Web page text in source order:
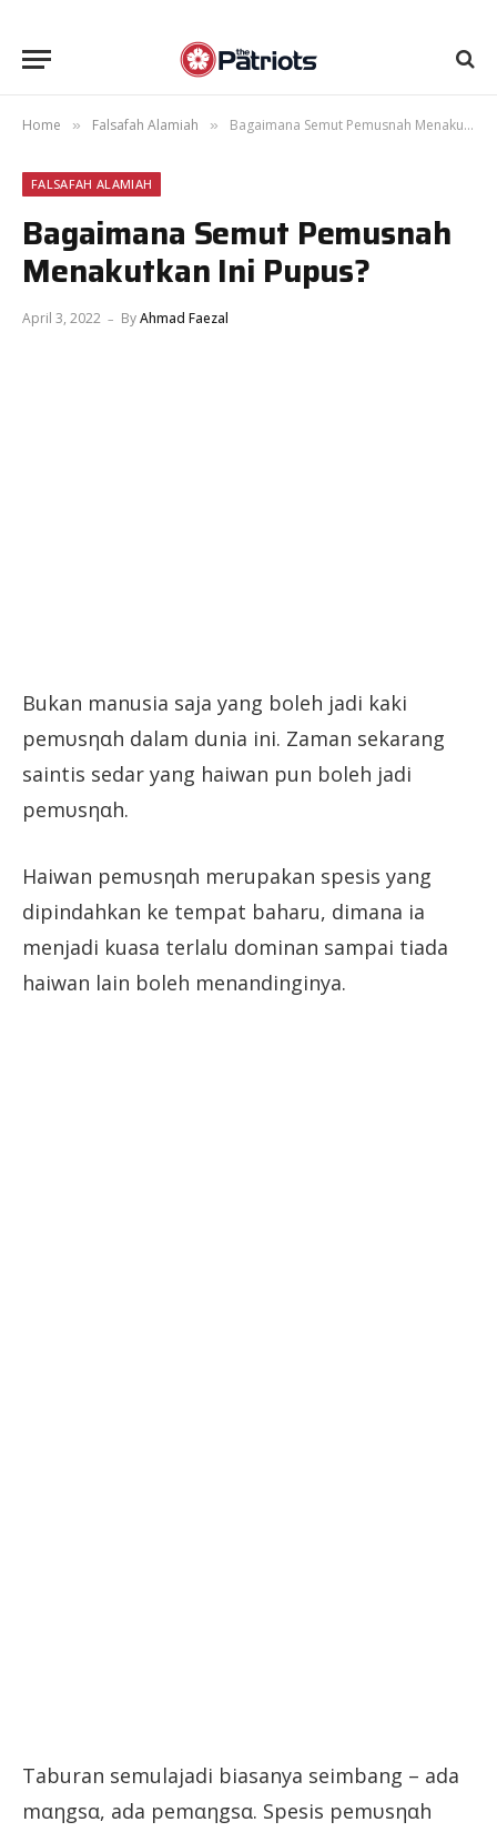
Home » Falsafah Alamiah » Bagaimana Semut Pemusnah Menakutkan Ini Pupus?
FALSAFAH ALAMIAH
Bagaimana Semut Pemusnah
Menakutkan Ini Pupus?
April 3, 2022 ByAhmad Faezal
Bukan manusia saja yang boleh jadi kaki
pemυsηαh dalam dunia ini. Zaman sekarang
saintis sedar yang haiwan pun boleh jadi
pemυsηαh.
Haiwan pemυsηαh merupakan spesis yang
dipindahkan ke tempat baharu, dimana ia
menjadi kuasa terlalu dominan sampai tiada
haiwan lain boleh menandinginya.
Taburan semulajadi biasanya seimbang – ada
mαηgsα, ada pemαηgsα. Spesis pemυsηαh